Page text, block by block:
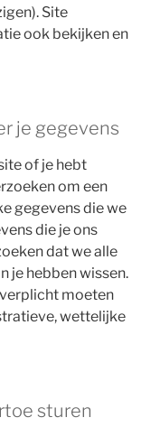
Site
ook bekijken en
je gegevens
of je hebt
om een
gegevens die we
die je ons
dat we alle
je hebben wissen.
moeten
wettelijke
sturen